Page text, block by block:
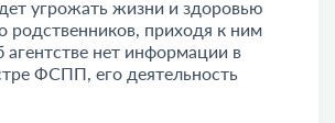
угрожать жизни и здоровью
родственников, приходя к ним
нет информации в
ФСПП, его деятельность